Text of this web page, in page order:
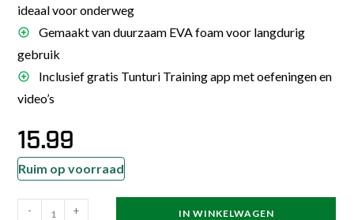
ideaal voor onderweg
Gemaakt van duurzaam EVA foam voor langdurig
gebruik
Inclusief gratis Tunturi Training app met oefeningen en
video’s
15.99
Ruim op voorraad
Tunturi
- + IN WINKELWAGEN